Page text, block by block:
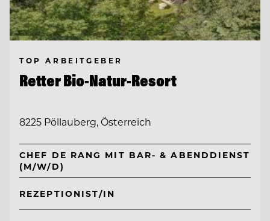
TOP ARBEITGEBER
Retter Bio-Natur-Resort
8225 Pöllauberg, Österreich
CHEF DE RANG MIT BAR- & ABENDDIENST
(M/W/D)
REZEPTIONIST/IN